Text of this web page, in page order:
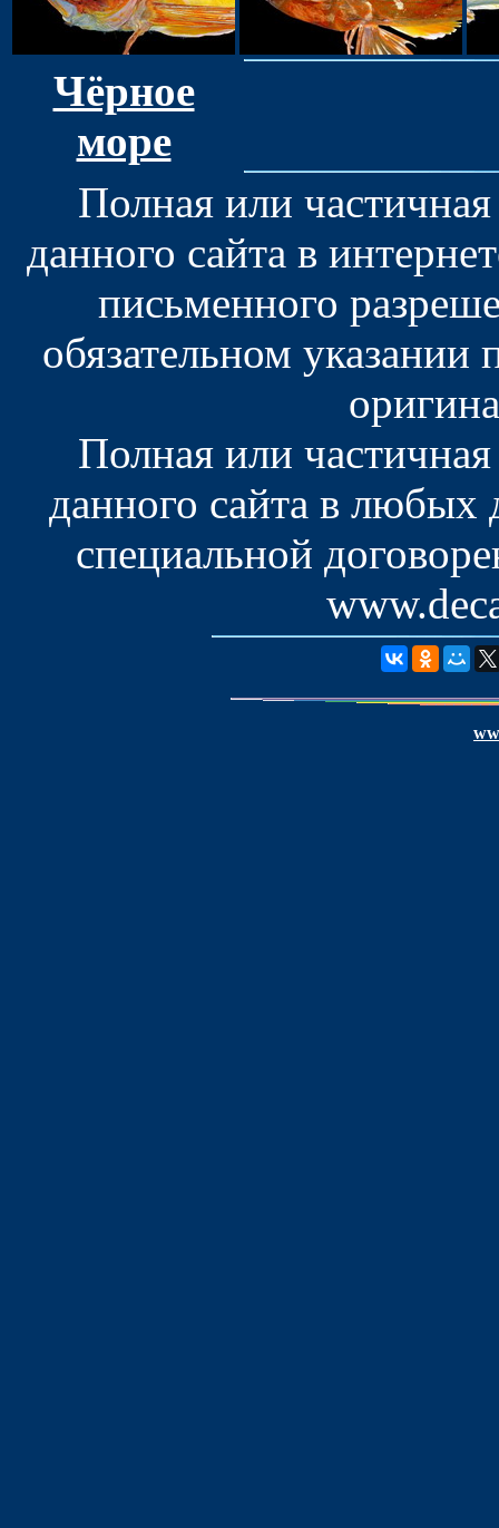
Чёрное
море
Полная или
данного сайта в
письменного
обязательном
Полная или
данного сайта в
специальной